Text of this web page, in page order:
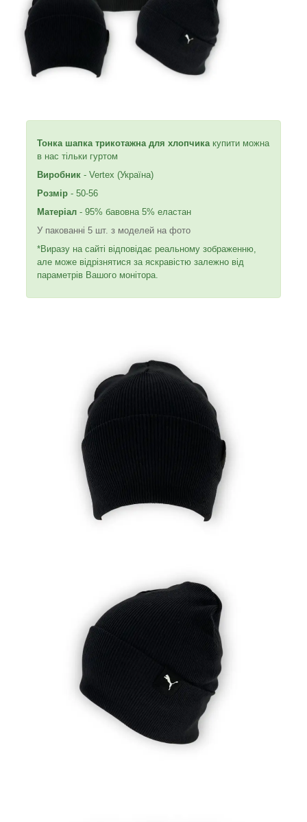
Тонка шапка трикотажна для хлопчика купити можна
в нас тільки гуртом
Виробник - Vertex (Україна)
Розмір - 50-56
Матеріал - 95% бавовна 5% еластан
У пакованні 5 шт. з моделей на фото
*Виразу на сайті відповідає реальному зображенню,
але може відрізнятися за яскравістю залежно від
параметрів Вашого монітора.